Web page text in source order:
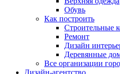
Обувь
Как построить
Строительные
Ремонт
Дизайн
Деревянные
Все организации
Дизайн-агентство